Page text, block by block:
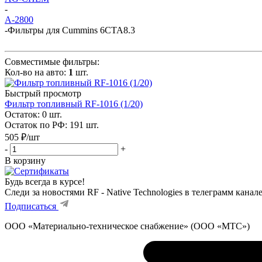
-
A-2800
-Фильтры для Cummins 6CTA8.3
Совместимые фильтры:
Кол-во на авто: 1 шт.
Быстрый просмотр
Фильтр топливный RF-1016 (1/20)
Остаток: 0 шт.
Остаток по РФ: 191 шт.
505 ₽/шт
-
+
В корзину
Будь всегда в курсе!
Следи за новостями RF - Native Technologies в телеграмм канале
Подписаться
ООО «Материально-техническое снабжение» (ООО «МТС»)